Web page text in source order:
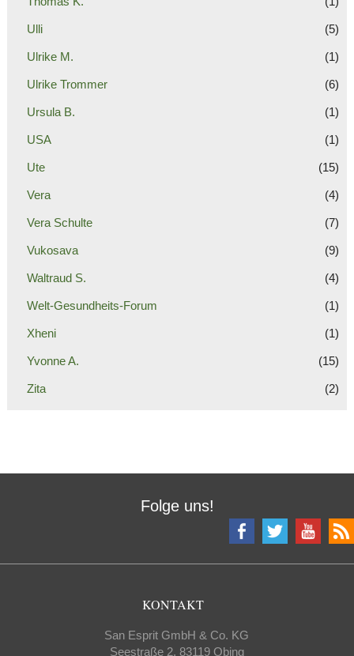
Ulli (5)
Ulrike M. (1)
Ulrike Trommer (6)
Ursula B. (1)
USA (1)
Ute (15)
Vera (4)
Vera Schulte (7)
Vukosava (9)
Waltraud S. (4)
Welt-Gesundheits-Forum (1)
Xheni (1)
Yvonne A. (15)
Zita (2)
Folge uns!
KONTAKT
San Esprit GmbH & Co. KG
Seestraße 2, 83119 Obing